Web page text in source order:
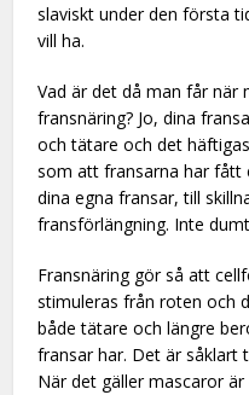
slaviskt under den första
vill ha.
Vad är det då man får när
fransnäring? Jo, dina
och tätare och det
som att fransarna har
dina egna fransar, till
fransförlängning. Inte
Fransnäring gör så att
stimuleras från roten och
både tätare och längre
fransar har. Det är såklart
När det gäller mascaror